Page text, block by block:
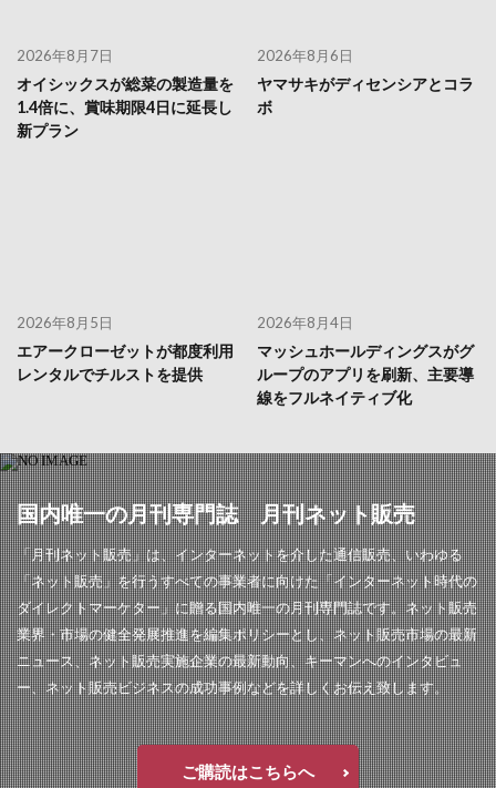
2026年8月7日
オイシックスが総菜の製造量を
1.4倍に、賞味期限4日に延長し
新プラン
2026年8月6日
ヤマサキがディセンシアとコラ
ボ
2026年8月5日
エアークローゼットが都度利用
レンタルでチルストを提供
2026年8月4日
マッシュホールディングスがグ
ループのアプリを刷新、主要導
線をフルネイティブ化
国内唯一の月刊専門誌 月刊ネット販売
「月刊ネット販売」は、インターネットを介した通信販売、いわゆる
「ネット販売」を行うすべての事業者に向けた「インターネット時代の
ダイレクトマーケター」に贈る国内唯一の月刊専門誌です。ネット販売
業界・市場の健全発展推進を編集ポリシーとし、ネット販売市場の最新
ニュース、ネット販売実施企業の最新動向、キーマンへのインタビュ
ー、ネット販売ビジネスの成功事例などを詳しくお伝え致します。
ご購読はこちらへ